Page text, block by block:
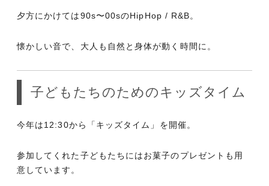
夕方にかけては90s〜00sのHipHop / R&B。
懐かしい音で、大人も自然と身体が動く時間に。
子どもたちのためのキッズタイム
今年は12:30から「キッズタイム」を開催。
参加してくれた子どもたちにはお菓子のプレゼントも用
意しています。